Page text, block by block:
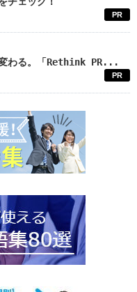
PR
変わる。「Rethink PR...
PR